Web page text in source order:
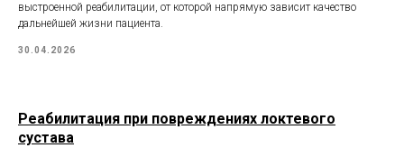
выстроенной реабилитации, от которой напрямую зависит качество
дальнейшей жизни пациента.
30.04.2026
Реабилитация при повреждениях локтевого
сустава